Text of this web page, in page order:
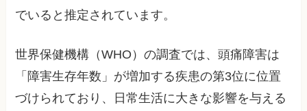
でいると推定されています。
世界保健機構（WHO）の調査では、頭痛障害は
「障害生存年数」が増加する疾患の第3位に位置
づけられており、日常生活に大きな影響を与える